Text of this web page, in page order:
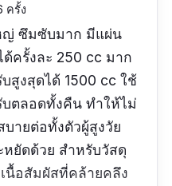
ครั้ง
ญ่ ซึมซับมาก มีแผ่น
ครั้งละ 250 cc มาก
สูงสุดได้ 1500 cc ใช้
บตลอดทั้งคืน ทำให้ไม่
ายต่อทั้งตัวผู้สูงวัย
หยัดด้วย สำหรับวัสดุ
นื้อสัมผัสที่คล้ายคลึง